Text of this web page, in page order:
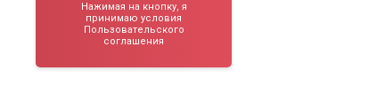
Нажимая на кнопку, я
принимаю условия
Пользовательского
соглашения